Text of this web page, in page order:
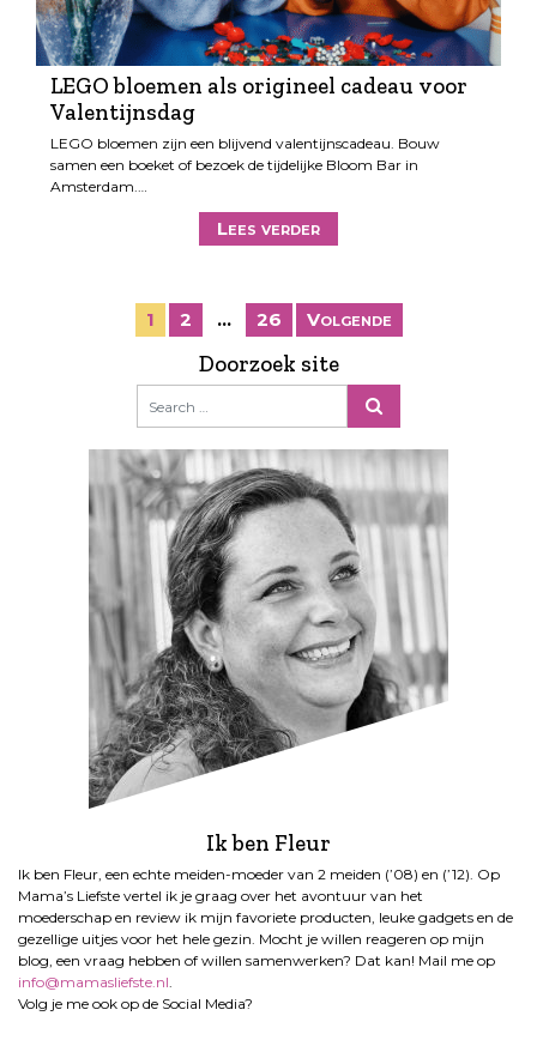
LEGO bloemen als origineel cadeau voor
Valentijnsdag
LEGO bloemen zijn een blijvend valentijnscadeau. Bouw
samen een boeket of bezoek de tijdelijke Bloom Bar in
Amsterdam.…
Lees verder
B
e
r
i
c
h
t
e
a
g
i
n
r
i
n
1 2 … 26 Volgende
Doorzoek site
Ik ben Fleur
Ik ben Fleur, een echte meiden-moeder van 2 meiden (’08) en (’12). Op
Mama’s Liefste vertel ik je graag over het avontuur van het
moederschap en review ik mijn favoriete producten, leuke gadgets en de
gezellige uitjes voor het hele gezin. Mocht je willen reageren op mijn
blog, een vraag hebben of willen samenwerken? Dat kan! Mail me op
info@mamasliefste.nl.
Volg je me ook op de Social Media?